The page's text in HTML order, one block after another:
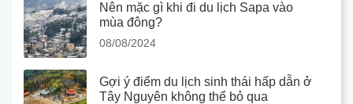
Nên mặc gì khi đi du lịch Sapa vào
mùa đông?
08/08/2024
Gợi ý điểm du lịch sinh thái hấp dẫn ở
Tây Nguyên không thể bỏ qua